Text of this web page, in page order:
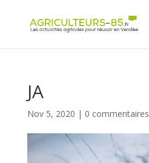
JA
Nov 5, 2020 | 0 commentaires